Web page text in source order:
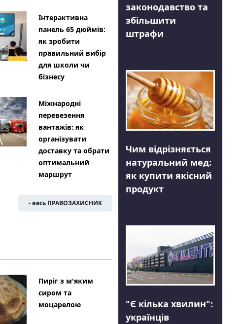
Інтерактивна
панель 65 дюймів:
як зробити
правильний вибір
для школи чи
бізнесу
Міжнародні
перевезення
вантажів: як
організувати
доставку та обрати
оптимальний
маршрут
- весь ПРАВОЗАХИСНИК
Пиріг з м'яким
сиром та
моцарелою
законодавство та
збільшити
штрафи
Чим відрізняється
натуральний мед:
як купити якісний
продукт
"Є кілька хвилин":
українців